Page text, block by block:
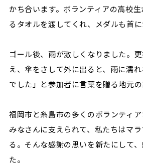
かち合います。ボランティアの高校
るタオルを渡してくれ、メダルも首に
ゴール後、雨が激しくなりました。
え、傘をさして外に出ると、雨に濡
でした」と参加者に言葉を贈る地元の
福岡市と糸島市の多くのボランティ
みなさんに支えられて、私たちはマ
る。そんな感謝の思いを新たにして
た。